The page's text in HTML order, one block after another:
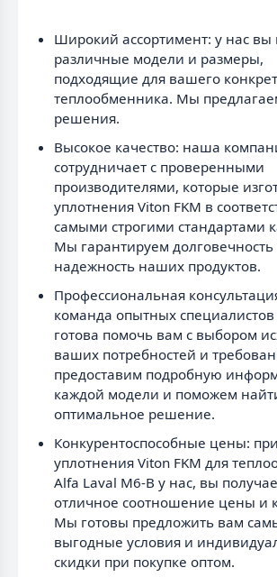
Широкий ассортимент: у нас вы
различные модели и размеры,
подходящие для вашего
теплообменника. Мы
решения.
Высокое качество: наша
сотрудничает с проверенными
производителями, которые
уплотнения Viton FKM в
самыми строгими стандартами
Мы гарантируем долговечность
надежность наших продуктов.
Профессиональная
команда опытных специалистов
готова помочь вам с выбором
ваших потребностей и
предоставим подробную
каждой модели и поможем
оптимальное решение.
Конкурентоспособные цены:
уплотнения Viton FKM для
Alfa Laval M6-B у нас, вы
отличное соотношение цены и
Мы готовы предложить вам
выгодные условия и
скидки при покупке оптом.